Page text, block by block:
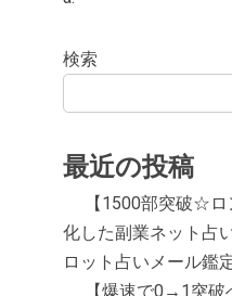
検索
最近の投稿
【1500部突破☆
化した副業ネット占
ロット占いメール鑑
【爆速で0→1突